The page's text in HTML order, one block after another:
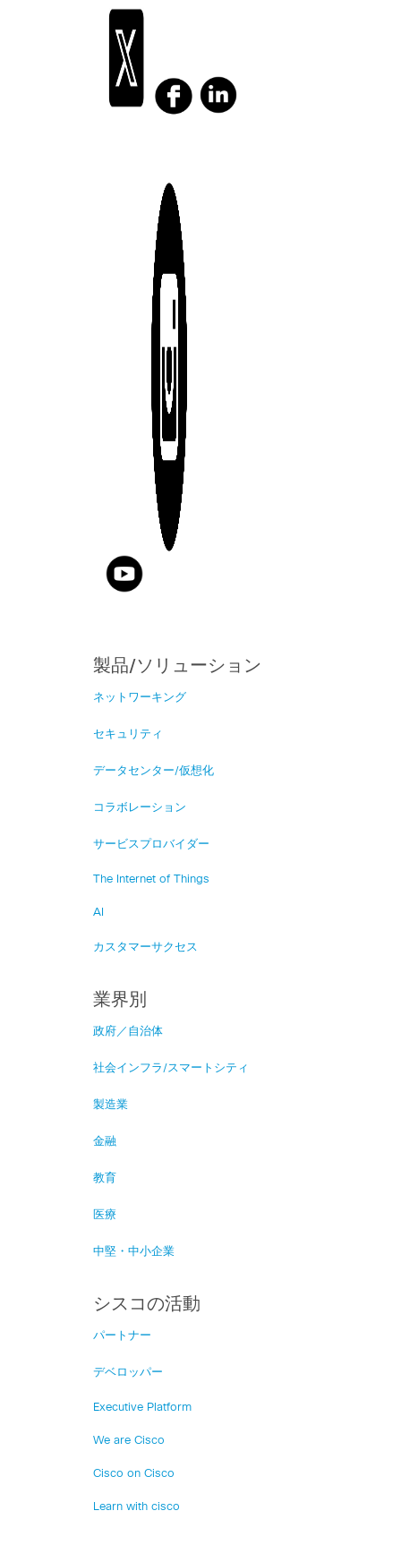
製品/ソリューション
ネットワーキング
セキュリティ
データセンター/仮想化
コラボレーション
サービスプロバイダー
The Internet of Things
AI
カスタマーサクセス
業界別
政府／自治体
社会インフラ/スマートシティ
製造業
金融
教育
医療
中堅・中小企業
シスコの活動
パートナー
デベロッパー
Executive Platform
We are Cisco
Cisco on Cisco
Learn with cisco